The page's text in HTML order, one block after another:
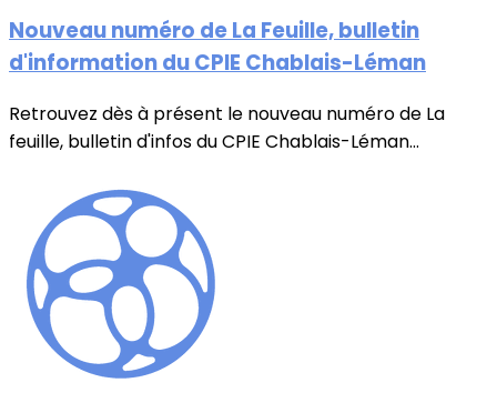
Nouveau numéro de La Feuille, bulletin
d'information du CPIE Chablais-Léman
Retrouvez dès à présent le nouveau numéro de La
feuille, bulletin d'infos du CPIE Chablais-Léman...